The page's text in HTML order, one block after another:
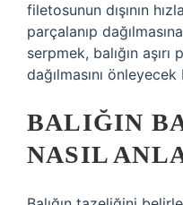
filetosunun dışının
parçalanıp
serpmek, balığın
dağılmasını
BALIĞIN
NASIL